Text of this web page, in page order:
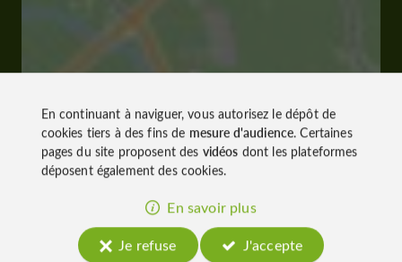
En continuant à naviguer, vous autorisez le dépôt de
cookies tiers à des fins de mesure d'audience. Certaines
pages du site proposent des vidéos dont les plateformes
déposent également des cookies.
En savoir plus
Je refuse
J'accepte